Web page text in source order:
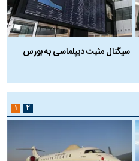
سیگنال مثبت دیپلماسی به بورس
۱ ۲